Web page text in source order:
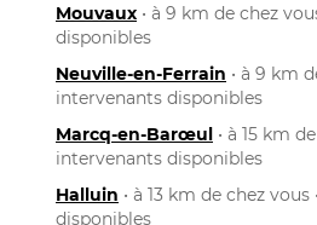
Mouvaux • à 9 km de chez
disponibles
Neuville-en-Ferrain • à 9 km
intervenants disponibles
Marcq-en-Barœul • à 15 km
intervenants disponibles
Halluin • à 13 km de chez
disponibles